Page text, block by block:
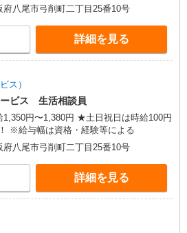
府八尾市弓削町二丁目25番10号
詳細を見る
ス）
ビス 生活相談員
円〜1,380円 ★土日祝日は時給100円
※給与幅は資格・経験等による
府八尾市弓削町二丁目25番10号
詳細を見る